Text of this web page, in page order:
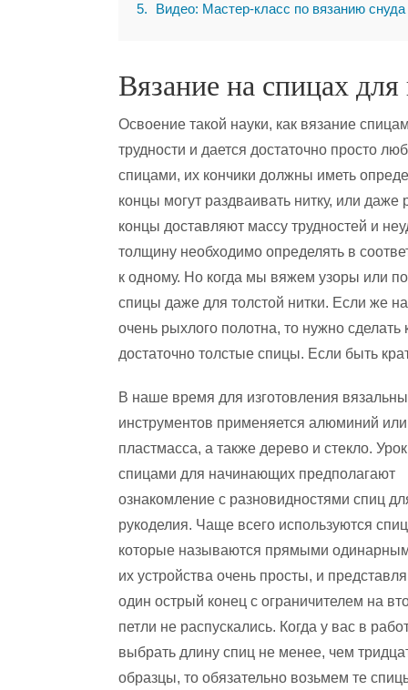
5
Видео: Мастер-класс по вязанию
Вязание на спицах
Освоение такой науки, как вязание
трудности и дается достаточно просто
спицами, их кончики должны иметь
концы могут раздваивать нитку, или
концы доставляют массу трудностей и
толщину необходимо определять в
к одному. Но когда мы вяжем узоры или
спицы даже для толстой нитки. Если же
очень рыхлого полотна, то нужно
достаточно толстые спицы. Если быть
В наше время для изготовления
инструментов применяется алюминий или
пластмасса, а также дерево и стекло.
спицами для начинающих предполагают
ознакомление с разновидностями спиц
рукоделия. Чаще всего используются
которые называются прямыми
их устройства очень просты, и
один острый конец с ограничителем на
петли не распускались. Когда у вас в
выбрать длину спиц не менее, чем
образцы, то обязательно возьмем те